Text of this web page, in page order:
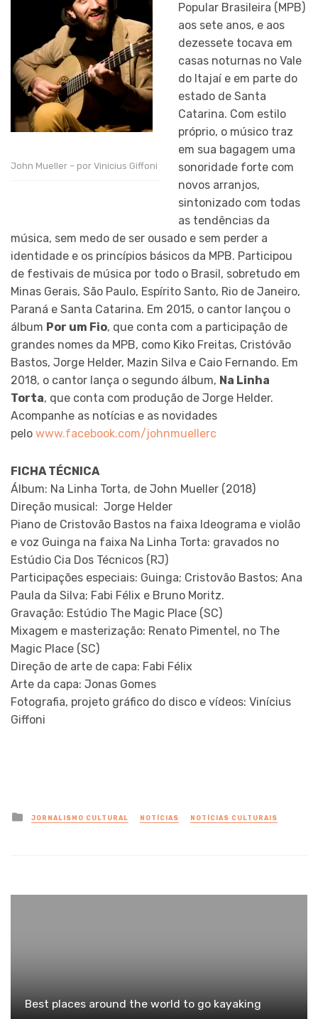
John Mueller – por Vinicius Giffoni
Popular Brasileira (MPB)
aos sete anos, e aos
dezessete tocava em
casas noturnas no Vale
do Itajaí e em parte do
estado de Santa
Catarina. Com estilo
próprio, o músico traz
em sua bagagem uma
sonoridade forte com
novos arranjos,
sintonizado com todas
as tendências da
música, sem medo de ser ousado e sem perder a
identidade e os princípios básicos da MPB. Participou
de festivais de música por todo o Brasil, sobretudo em
Minas Gerais, São Paulo, Espírito Santo, Rio de Janeiro,
Paraná e Santa Catarina. Em 2015, o cantor lançou o
álbum Por um Fio, que conta com a participação de
grandes nomes da MPB, como Kiko Freitas, Cristóvão
Bastos, Jorge Helder, Mazin Silva e Caio Fernando. Em
2018, o cantor lança o segundo álbum, Na Linha
Torta, que conta com produção de Jorge Helder.
Acompanhe as notícias e as novidades
pelo www.facebook.com/johnmuellerc
FICHA TÉCNICA
Álbum: Na Linha Torta, de John Mueller (2018)
Direção musical: Jorge Helder
Piano de Cristovão Bastos na faixa Ideograma e violão
e voz Guinga na faixa Na Linha Torta: gravados no
Estúdio Cia Dos Técnicos (RJ)
Participações especiais: Guinga; Cristovão Bastos; Ana
Paula da Silva; Fabi Félix e Bruno Moritz.
Gravação: Estúdio The Magic Place (SC)
Mixagem e masterização: Renato Pimentel, no The
Magic Place (SC)
Direção de arte de capa: Fabi Félix
Arte da capa: Jonas Gomes
Fotografia, projeto gráfico do disco e vídeos: Vinícius
Giffoni
Posted
in
JORNALISMO CULTURAL NOTÍCIAS NOTÍCIAS CULTURAIS
Best places around the world to go kayaking